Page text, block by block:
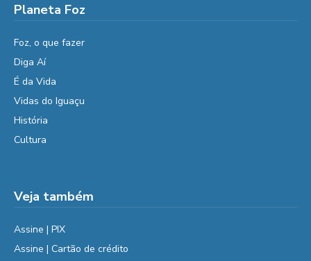
Planeta Foz
Foz, o que fazer
Diga Aí
É da Vida
Vidas do Iguaçu
História
Cultura
Veja também
Assine | PIX
Assine | Cartão de crédito